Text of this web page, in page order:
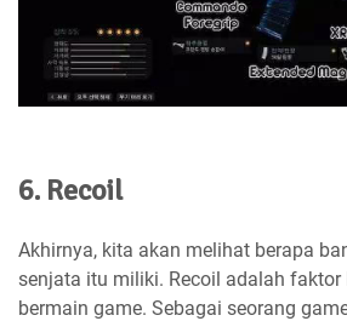
6. Recoil
Akhirnya, kita akan melihat berapa
senjata itu miliki. Recoil adalah faktor
bermain game. Sebagai seorang